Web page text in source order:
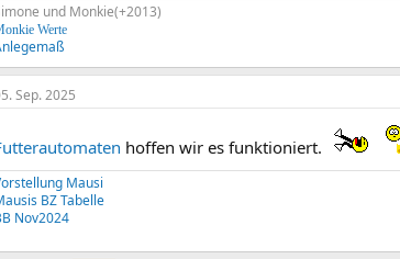
und Monkie(+2013)
Werte
Sep. 2025
hoffen wir es funktioniert.
Mausi
BZ Tabelle
Nov2024